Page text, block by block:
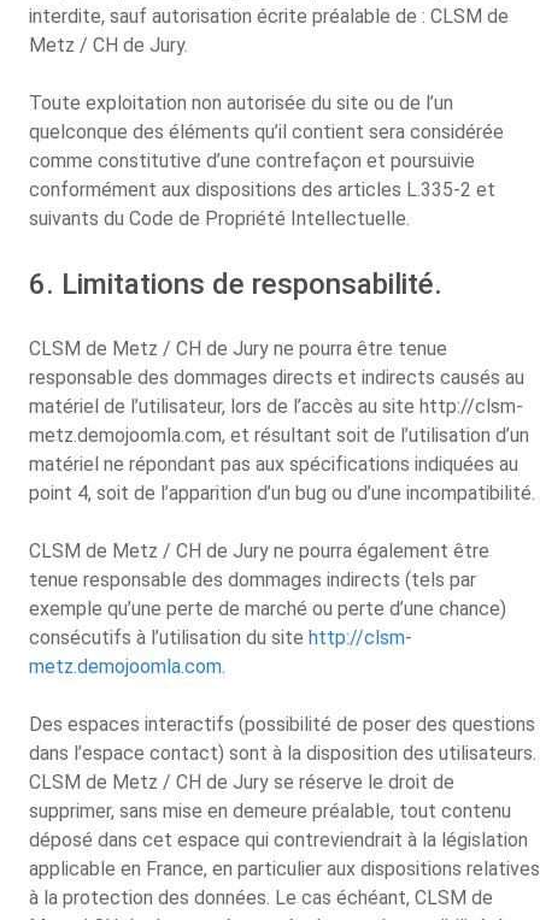
interdite, sauf autorisation écrite préalable de : CLSM de
Metz / CH de Jury.
Toute exploitation non autorisée du site ou de l’un
quelconque des éléments qu’il contient sera considérée
comme constitutive d’une contrefaçon et poursuivie
conformément aux dispositions des articles L.335-2 et
suivants du Code de Propriété Intellectuelle.
6. Limitations de responsabilité.
CLSM de Metz / CH de Jury ne pourra être tenue
responsable des dommages directs et indirects causés au
matériel de l’utilisateur, lors de l’accès au site http://clsm-
metz.demojoomla.com, et résultant soit de l’utilisation d’un
matériel ne répondant pas aux spécifications indiquées au
point 4, soit de l’apparition d’un bug ou d’une incompatibilité.
CLSM de Metz / CH de Jury ne pourra également être
tenue responsable des dommages indirects (tels par
exemple qu’une perte de marché ou perte d’une chance)
consécutifs à l’utilisation du site http://clsm-
metz.demojoomla.com.
Des espaces interactifs (possibilité de poser des questions
dans l’espace contact) sont à la disposition des utilisateurs.
CLSM de Metz / CH de Jury se réserve le droit de
supprimer, sans mise en demeure préalable, tout contenu
déposé dans cet espace qui contreviendrait à la législation
applicable en France, en particulier aux dispositions relatives
à la protection des données. Le cas échéant, CLSM de